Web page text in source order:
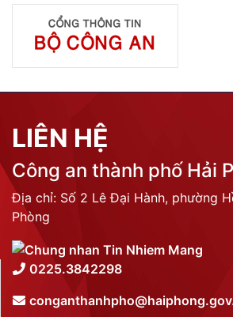
LIÊN HỆ
Công an thành phố Hải
Địa chỉ: Số 2 Lê Đại Hành, phường
Phòng
0225.3842298